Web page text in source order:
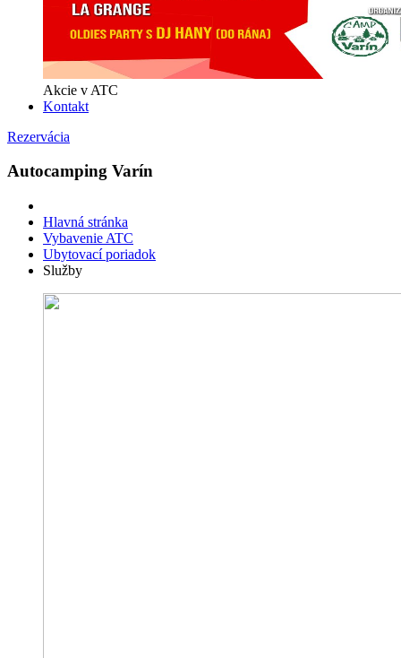
Akcie v ATC
Kontakt
Rezervácia
Autocamping Varín
Hlavná stránka
Vybavenie ATC
Ubytovací poriadok
Služby